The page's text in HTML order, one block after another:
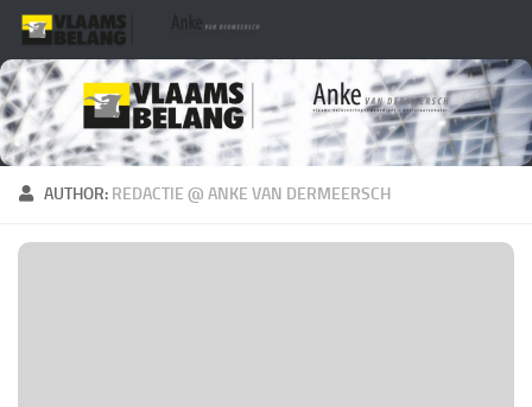
Skip to content
AUTHOR: REDACTIE @ ANKE VAN DERMEERSCH